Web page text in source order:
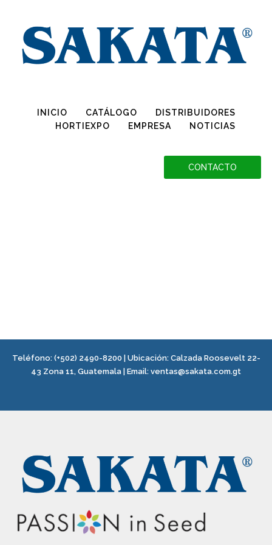
INICIO CATÁLOGO
DISTRIBUIDORES
HORTIEXPO
EMPRESA NOTICIAS
CONTACTO
Teléfono: (+502) 2490-8200 | Ubicación: Calzada Roosevelt 22-
43 Zona 11, Guatemala Email: ventas@sakata.com.gt